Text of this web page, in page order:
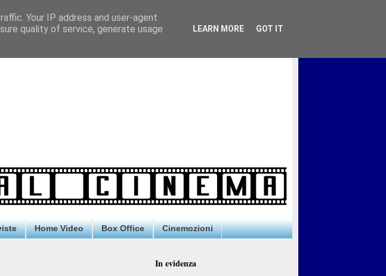
Home Video Box Office Cinemozioni
In evidenza
Your IP address and user-agent
quality of service, generate usage
LEARN MORE GOT IT